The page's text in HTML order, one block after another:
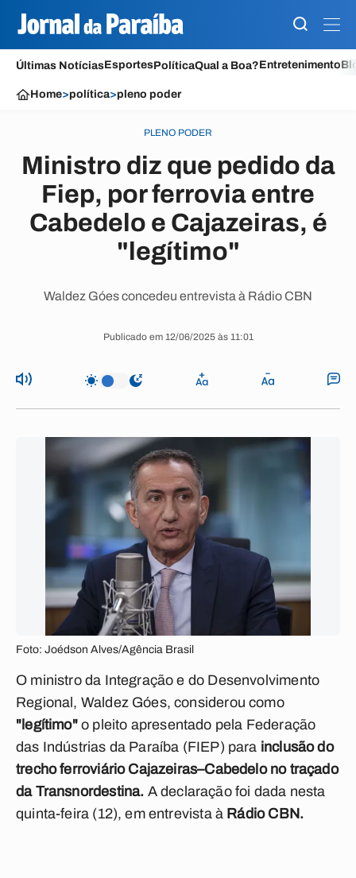
Últimas NotíciasEsportesPolíticaQual a Boa?Entretenimento
Home>política>pleno poder
PLENO PODER
Ministro diz que pedido da
Fiep, por ferrovia entre
Cabedelo e Cajazeiras, é
"legítimo"
Waldez Góes concedeu entrevista à Rádio CBN
Publicado em 12/06/2025 às 11:01
Foto: Joédson Alves/Agência Brasil
O ministro da Integração e do Desenvolvimento
Regional, Waldez Góes, considerou como
"legítimo"o pleito apresentado pela Federação
das Indústrias da Paraíba (FIEP) para inclusãodo
trecho ferroviário Cajazeiras–Cabedelo no traçado
da Transnordestina. A declaração foi dada nesta
quinta-feira (12), em entrevista à Rádio CBN.